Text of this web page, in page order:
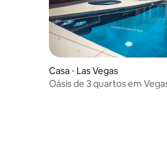
Casa ⋅ Las Vegas
Oásis de 3 quartos em